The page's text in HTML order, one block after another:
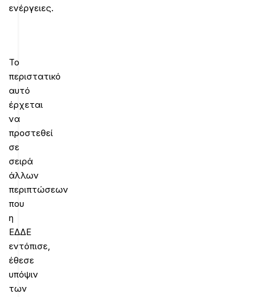
ενέργειες.
Το
περιστατικό
αυτό
έρχεται
να
προστεθεί
σε
σειρά
άλλων
περιπτώσεων
που
η
ΕΔΔΕ
εντόπισε,
έθεσε
υπόψιν
των